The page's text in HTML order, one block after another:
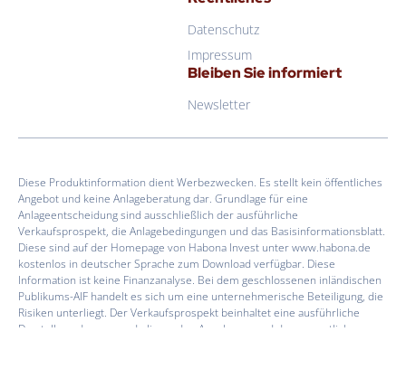
Datenschutz
Impressum
Bleiben Sie informiert
Newsletter
Diese Produktinformation dient Werbezwecken. Es stellt kein öffentliches
Angebot und keine Anlageberatung dar. Grundlage für eine
Anlageentscheidung sind ausschließlich der ausführliche
Verkaufsprospekt, die Anlagebedingungen und das Basisinformationsblatt.
Diese sind auf der Homepage von Habona Invest unter www.habona.de
kostenlos in deutscher Sprache zum Download verfügbar. Diese
Information ist keine Finanzanalyse. Bei dem geschlossenen inländischen
Publikums-AIF handelt es sich um eine unternehmerische Beteiligung, die
Risiken unterliegt. Der Verkaufsprospekt beinhaltet eine ausführliche
Darstellung der zugrunde liegenden Annahmen und der wesentlichen